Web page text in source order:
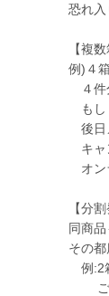
恐れ入
【複
例)４
４件
もし
後日
キャ
オン
【分
同商
その都
例:2
ご希